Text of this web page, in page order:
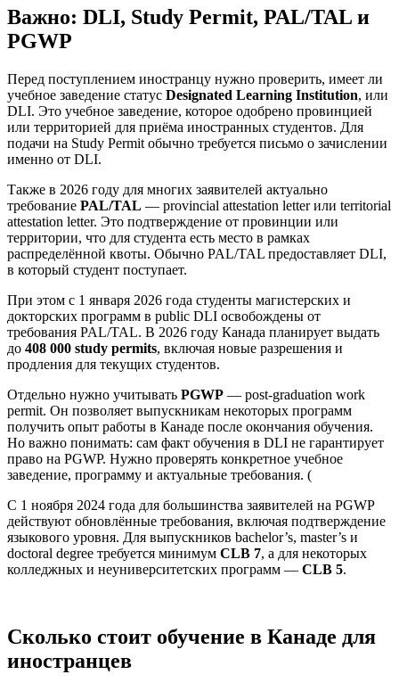
Важно: DLI, Study Permit, PAL/TAL и
PGWP
Перед поступлением иностранцу нужно проверить, имеет ли
учебное заведение статус Designated Learning Institution, или
DLI. Это учебное заведение, которое одобрено провинцией
или территорией для приёма иностранных студентов. Для
подачи на Study Permit обычно требуется письмо о зачислении
именно от DLI.
Также в 2026 году для многих заявителей актуально
требование PAL/TAL — provincial attestation letter или territorial
attestation letter. Это подтверждение от провинции или
территории, что для студента есть место в рамках
распределённой квоты. Обычно PAL/TAL предоставляет DLI,
в который студент поступает.
При этом с 1 января 2026 года студенты магистерских и
докторских программ в public DLI освобождены от
требования PAL/TAL. В 2026 году Канада планирует выдать
до 408 000 study permits, включая новые разрешения и
продления для текущих студентов.
Отдельно нужно учитывать PGWP — post-graduation work
permit. Он позволяет выпускникам некоторых программ
получить опыт работы в Канаде после окончания обучения.
Но важно понимать: сам факт обучения в DLI не гарантирует
право на PGWP. Нужно проверять конкретное учебное
заведение, программу и актуальные требования. (
С 1 ноября 2024 года для большинства заявителей на PGWP
действуют обновлённые требования, включая подтверждение
языкового уровня. Для выпускников bachelor’s, master’s и
doctoral degree требуется минимум CLB 7, а для некоторых
колледжных и неуниверситетских программ — CLB 5.
Сколько стоит обучение в Канаде для
иностранцев